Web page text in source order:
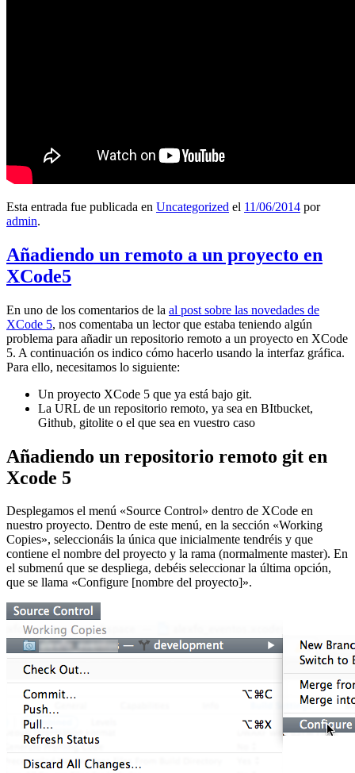
Esta entrada fue publicada en Uncategorized el 11/06/2014 por
admin.
Añadiendo un remoto a un proyecto en
XCode5
En uno de los comentarios de la al post sobre las novedades de
XCode 5, nos comentaba un lector que estaba teniendo algún
problema para añadir un repositorio remoto a un proyecto en XCode
5. A continuación os indico cómo hacerlo usando la interfaz gráfica.
Para ello, necesitamos lo siguiente:
Un proyecto XCode 5 que ya está bajo git.
La URL de un repositorio remoto, ya sea en BItbucket,
Github, gitolite o el que sea en vuestro caso
Añadiendo un repositorio remoto git en
Xcode 5
Desplegamos el menú «Source Control» dentro de XCode en
nuestro proyecto. Dentro de este menú, en la sección «Working
Copies», seleccionáis la única que inicialmente tendréis y que
contiene el nombre del proyecto y la rama (normalmente master). En
el submenú que se despliega, debéis seleccionar la última opción,
que se llama «Configure [nombre del proyecto]».